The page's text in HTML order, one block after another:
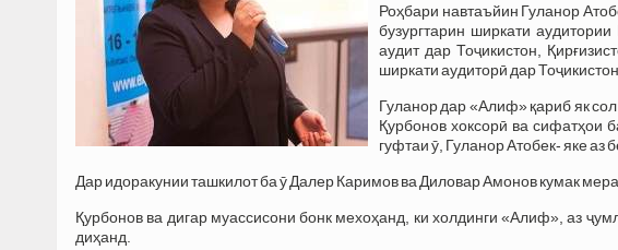
Роҳбари навтаъйин Гуланор
бузургтарин ширкати
аудит дар Тоҷикистон,
ширкати аудиторӣ дар
Гуланор дар «Алиф» қариб як
Қурбонов хоксорӣ ва сифатҳои
гуфтаи ӯ, Гуланор Атобек- яке аз
Дар идоракунии ташкилот ба ӯ Далер Каримов ва Диловар Амонов кумак
Қурбонов ва дигар муассисони бонк мехоҳанд, ки холдинги «Алиф», аз
диҳанд.